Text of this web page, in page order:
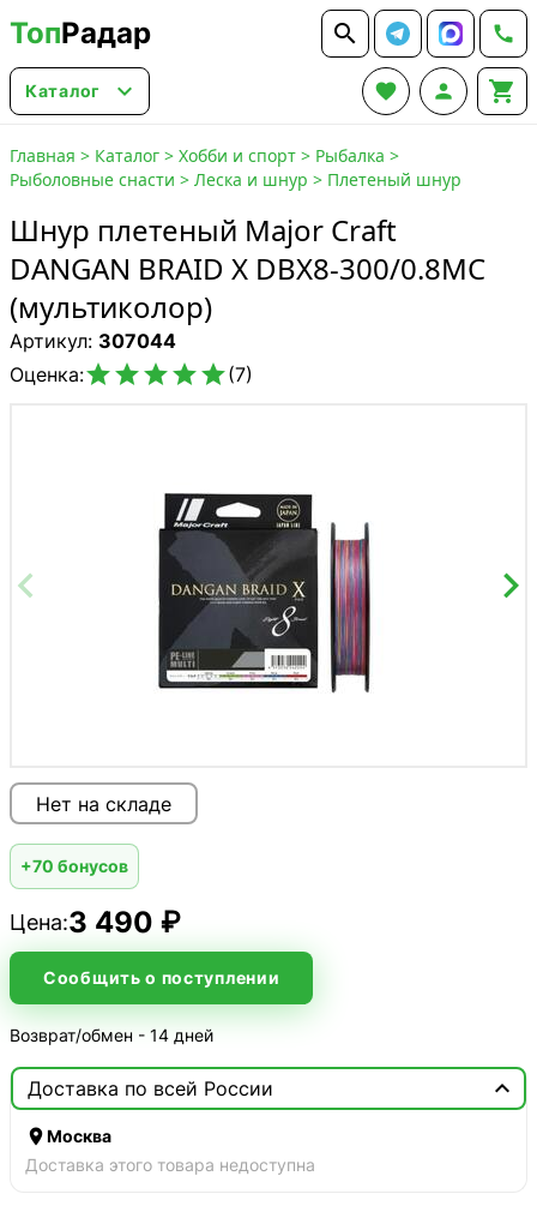
ТопРадар  
Каталог    
Главная > Каталог > Хобби и спорт > Рыбалка >
Рыболовные снасти > Леска и шнур > Плетеный шнур
Шнур плетеный Major Craft
DANGAN BRAID X DBX8-300/0.8MC
(мультиколор)
Артикул: 307044
Оценка:(7)
Нет на складе
+70 бонусов
Цена:3 490 ₽
Сообщить о поступлении
Возврат/обмен - 14 дней
Доставка по всей России 
Москва
Доставка этого товара недоступна